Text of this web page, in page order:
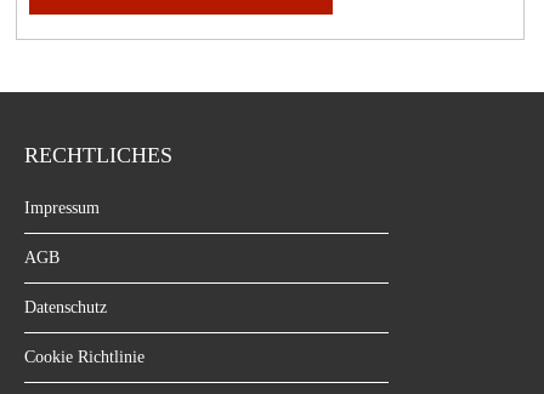
RECHTLICHES
Impressum
AGB
Datenschutz
Cookie Richtlinie